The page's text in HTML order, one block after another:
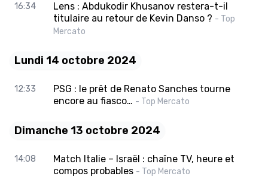
16:34
Lens : Abdukodir Khusanov restera-t-il
titulaire au retour de Kevin Danso ? - Top
Mercato
Lundi 14 octobre 2024
12:33
PSG : le prêt de Renato Sanches tourne
encore au fiasco… - Top Mercato
Dimanche 13 octobre 2024
14:08
Match Italie – Israël : chaîne TV, heure et
compos probables - Top Mercato